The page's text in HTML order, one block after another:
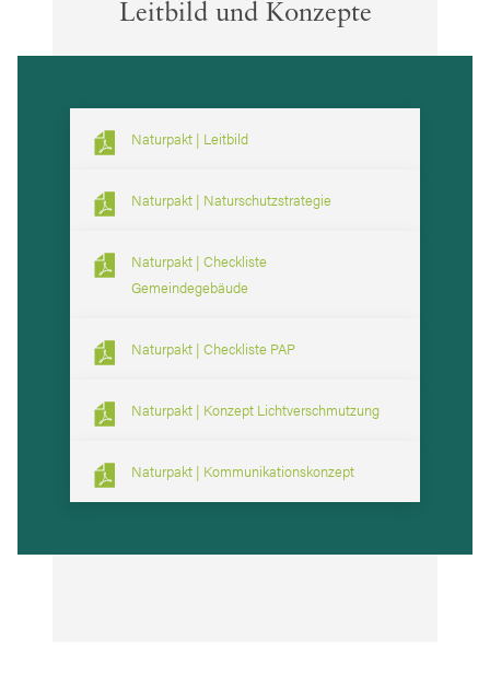
Leitbild und Konzepte
Naturpakt | Leitbild
Naturpakt | Naturschutzstrategie
Naturpakt | Checkliste
Gemeindegebäude
Naturpakt | Checkliste PAP
Naturpakt | Konzept Lichtverschmutzung
Naturpakt | Kommunikationskonzept